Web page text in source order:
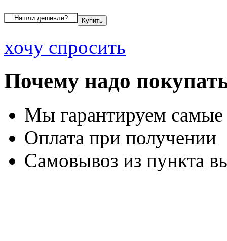
хочу спросить
Почему надо
Мы гарантируем
Оплата при получении
Самовывоз из пункта